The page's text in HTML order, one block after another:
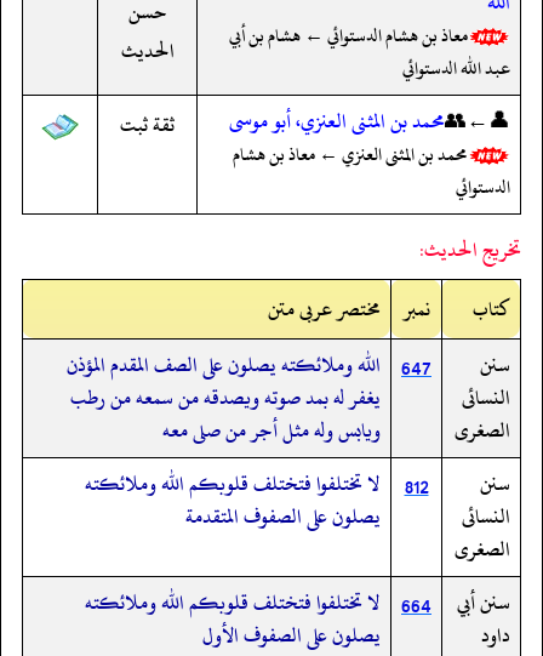
معاذ بن هشام الدستوائي ← هشام بن أبي
عبد الله الدستوائي
حسن
الحديث
👤←👥محمد بن المثنى العنزي، أبو موسى
محمد بن المثنى العنزي ← معاذ بن هشام
الدستوائي
ثقة ثبت
تخريج الحديث:
کتاب
نمبر
مختصر عربی متن
سنن
النسائى
الصغرى
647 الله وملائكته يصلون على الصف المقدم المؤذن
يغفر له بمد صوته ويصدقه من سمعه من رطب
ويابس وله مثل أجر من صلى معه
سنن
النسائى
الصغرى
812
لا تختلفوا فتختلف قلوبكم الله وملائكته
يصلون على الصفوف المتقدمة
سنن أبي
داود
664 لا تختلفوا فتختلف قلوبكم الله وملائكته
يصلون على الصفوف الأول